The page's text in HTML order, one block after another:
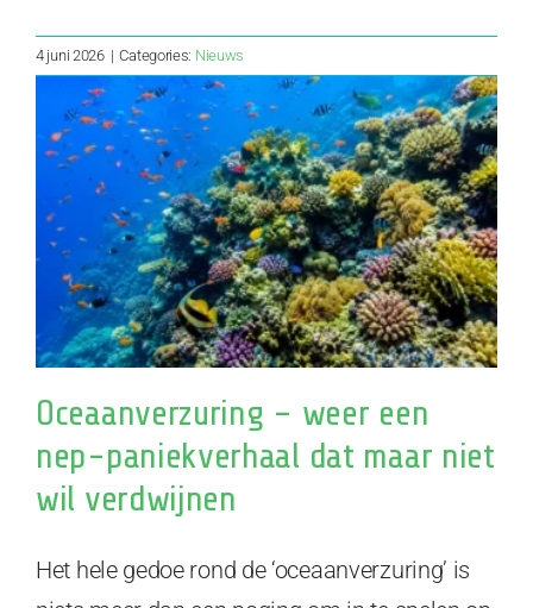
4 juni 2026 | Categories: Nieuws
Oceaanverzuring – weer een
nep-paniekverhaal dat maar niet
wil verdwijnen
Het hele gedoe rond de ‘oceaanverzuring’ is